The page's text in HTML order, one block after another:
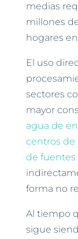
medias
millones
hogares
El uso
sectores
mayor
agua de
centros de
de fuentes
forma no
Al tiempo
sigue